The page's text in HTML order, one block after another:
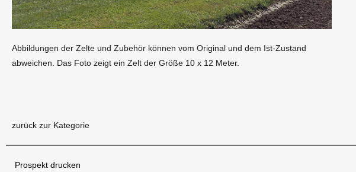
Abbildungen der Zelte und Zubehör können vom Original und dem Ist-Zustand
abweichen. Das Foto zeigt ein Zelt der Größe 10 x 12 Meter.
zurück zur Kategorie
Prospekt drucken